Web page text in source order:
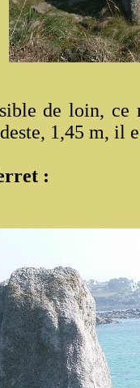
de loin, ce
1,45 m, il
: